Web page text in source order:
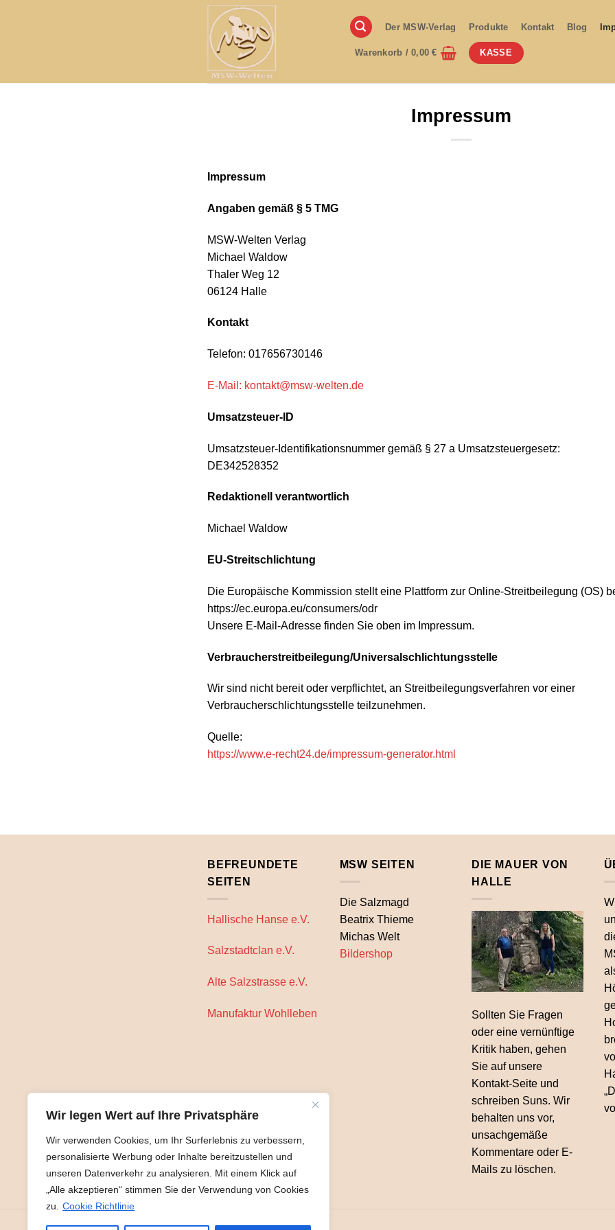
Wir legen Wert auf Ihre Privatsphäre
Wir verwenden Cookies, um Ihr Surferlebnis zu verbessern,
personalisierte Werbung oder Inhalte bereitzustellen und
unseren Datenverkehr zu analysieren. Mit einem Klick auf
„Alle akzeptieren“ stimmen Sie der Verwendung von Cookies
zu.
Cookie Richtlinie
Der MSW-Verlag Produkte Kontakt Blog
Warenkorb /0,00€ KASSE
Impressum
Impressum
Angaben gemäß § 5 TMG
MSW-Welten Verlag
Michael Waldow
Thaler Weg 12
06124 Halle
Kontakt
Telefon: 017656730146
E-Mail: kontakt@msw-welten.de
Umsatzsteuer-ID
Umsatzsteuer-Identifikationsnummer gemäß § 27 a Umsatzsteuergesetz:
DE342528352
Redaktionell verantwortlich
Michael Waldow
EU-Streitschlichtung
Die Europäische Kommission stellt eine Plattform zur Online-Streitbeilegung (OS)
https://ec.europa.eu/consumers/odr
Unsere E-Mail-Adresse finden Sie oben im Impressum.
Verbraucherstreitbeilegung/Universalschlichtungsstelle
Wir sind nicht bereit oder verpflichtet, an Streitbeilegungsverfahren vor einer
Verbraucherschlichtungsstelle teilzunehmen.
Quelle:
https://www.e-recht24.de/impressum-generator.html
BEFREUNDETE
SEITEN
Hallische Hanse e.V.
Salzstadtclan e.V.
Alte Salzstrasse e.V.
Manufaktur Wohlleben
MSW SEITEN
Die Salzmagd
Beatrix Thieme
Michas Welt
Bildershop
DIE MAUER VON
HALLE
Sollten Sie Fragen
oder eine vernünftige
Kritik haben, gehen
Sie auf unsere
Kontakt-Seite und
schreiben Suns. Wir
behalten uns vor,
unsachgemäße
Kommentare oder E-
Mails zu löschen.